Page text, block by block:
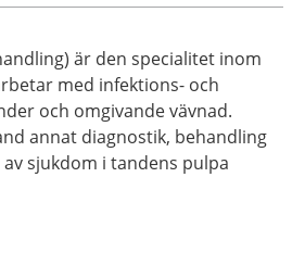
är den specialitet inom
med infektions- och
och omgivande vävnad.
annat diagnostik, behandling
sjukdom i tandens pulpa